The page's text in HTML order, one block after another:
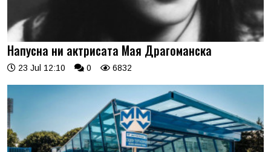
Напусна ни актрисата Мая Драгоманска
23 Jul 12:10 0 6832